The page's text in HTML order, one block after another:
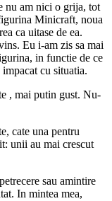
nu am nici o grija, tot
Minicraft, noua
ca uitase de ea.
Eu i-am zis sa mai
in functie de ce
cu situatia.
, mai putin gust. Nu-
cate una pentru
unii au mai crescut
sau amintire
In mintea mea,